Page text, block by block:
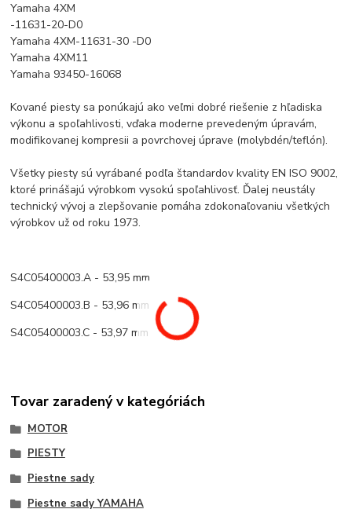
Yamaha 4XM
-11631-20-D0
Yamaha 4XM-11631-30 -D0
Yamaha 4XM11
Yamaha 93450-16068
Kované piesty sa ponúkajú ako veľmi dobré riešenie z hľadiska
výkonu a spoľahlivosti, vďaka moderne prevedeným úpravám,
modifikovanej kompresii a povrchovej úprave (molybdén/teflón).
Všetky piesty sú vyrábané podľa štandardov kvality EN ISO 9002,
ktoré prinášajú výrobkom vysokú spoľahlivosť. Ďalej neustály
technický vývoj a zlepšovanie pomáha zdokonaľovaniu všetkých
výrobkov už od roku 1973.
S4C05400003.A - 53,95 mm
S4C05400003.B - 53,96 mm
S4C05400003.C - 53,97 mm
Tovar zaradený v kategóriách
MOTOR
PIESTY
Piestne sady
Piestne sady YAMAHA